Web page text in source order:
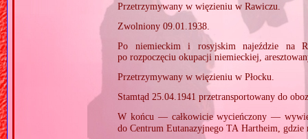
Przetrzymywany w więzieniu w Rawiczu.
Zwolniony 09.01.1938.
Po niemieckim i rosyjskim najeździe na
po rozpoczęciu okupacji niemieckiej,
Przetrzymywany w więzieniu w Płocku.
Stamtąd 25.04.1941 przetransportowany do
W końcu — całkowicie wycieńczony —
do Centrum Eutanazyjnego TA Hartheim, gdzie